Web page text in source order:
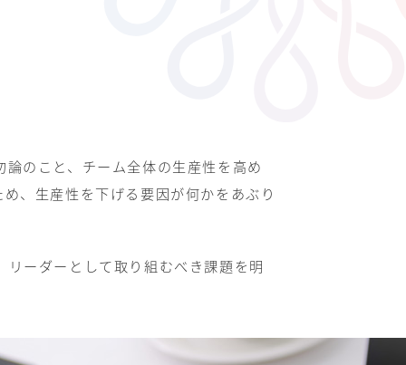
のこと、チーム全体の生産性を高め
、生産性を下げる要因が何かをあぶり
ーダーとして取り組むべき課題を明